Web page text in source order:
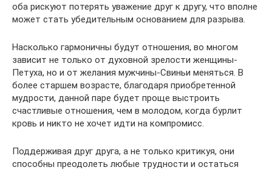
оба рискуют потерять уважение друг к другу, что вполне
может стать убедительным основанием для разрыва.
Насколько гармоничны будут отношения, во многом
зависит не только от духовной зрелости женщины-
Петуха, но и от желания мужчины-Свиньи меняться. В
более старшем возрасте, благодаря приобретенной
мудрости, данной паре будет проще выстроить
счастливые отношения, чем в молодом, когда бурлит
кровь и никто не хочет идти на компромисс.
Поддерживая друг друга, а не только критикуя, они
способны преодолеть любые трудности и остаться